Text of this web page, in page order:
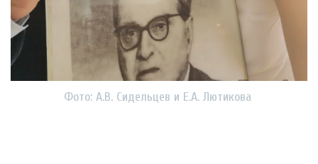
Фото: А.В. Сидельцев и Е.А. Лютикова